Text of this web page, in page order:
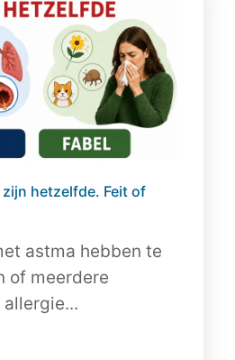
hetzelfde. Feit of
astma hebben te
of meerdere
allergie...